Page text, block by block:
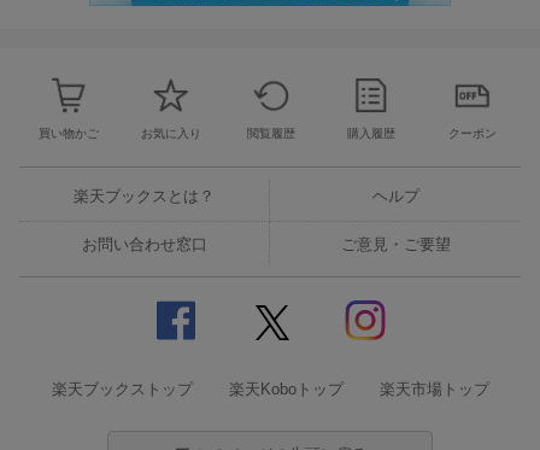
買い物かご お気に入り 閲覧履歴 購入履歴 クーポン
楽天ブックスとは？ ヘルプ
お問い合わせ窓口 ご意見・ご要望
楽天ブックストップ 楽天Koboトップ 楽天市場トップ